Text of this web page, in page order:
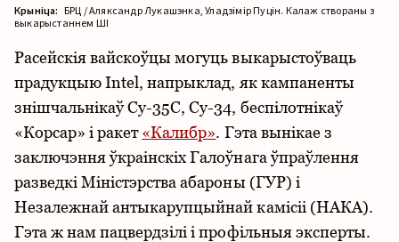
Крыніца: БРЦ / Аляксандр Лукашэнка, Уладзімір Пуцін. Калаж створаны з
выкарыстаннем ШІ
Расейскія вайскоўцы могуць выкарыстоўваць
прадукцыю Intel, напрыклад, як кампаненты
знішчальнікаў Су-35С, Су-34, беспілотнікаў
«Корсар» і ракет«Калибр». Гэта вынікае з
заключэння ўкраінскіх Галоўнага ўпраўлення
разведкі Міністэрства абароны (ГУР) і
Незалежнай антыкарупцыйнай камісіі (НАКА).
Гэта ж нам пацвердзілі і профільныя эксперты.